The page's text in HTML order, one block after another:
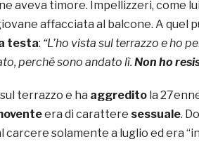
aveva timore. Impellizzeri, come
affacciata al balcone. A quel
testa: “L’ho vista sul terrazzo e ho
perché sono andato lì. Non ho
terrazzo e ha aggredito la
era di carattere sessuale.
carcere solamente a luglio ed era